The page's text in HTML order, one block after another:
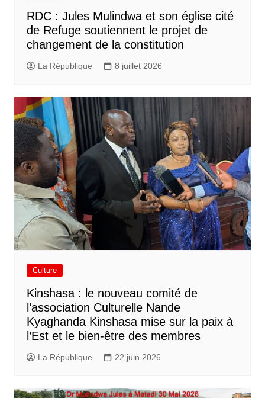
RDC : Jules Mulindwa et son église cité
de Refuge soutiennent le projet de
changement de la constitution
La République 8 juillet 2026
Culture
Kinshasa : le nouveau comité de
l’association Culturelle Nande
Kyaghanda Kinshasa mise sur la paix à
l’Est et le bien-être des membres
La République 22 juin 2026